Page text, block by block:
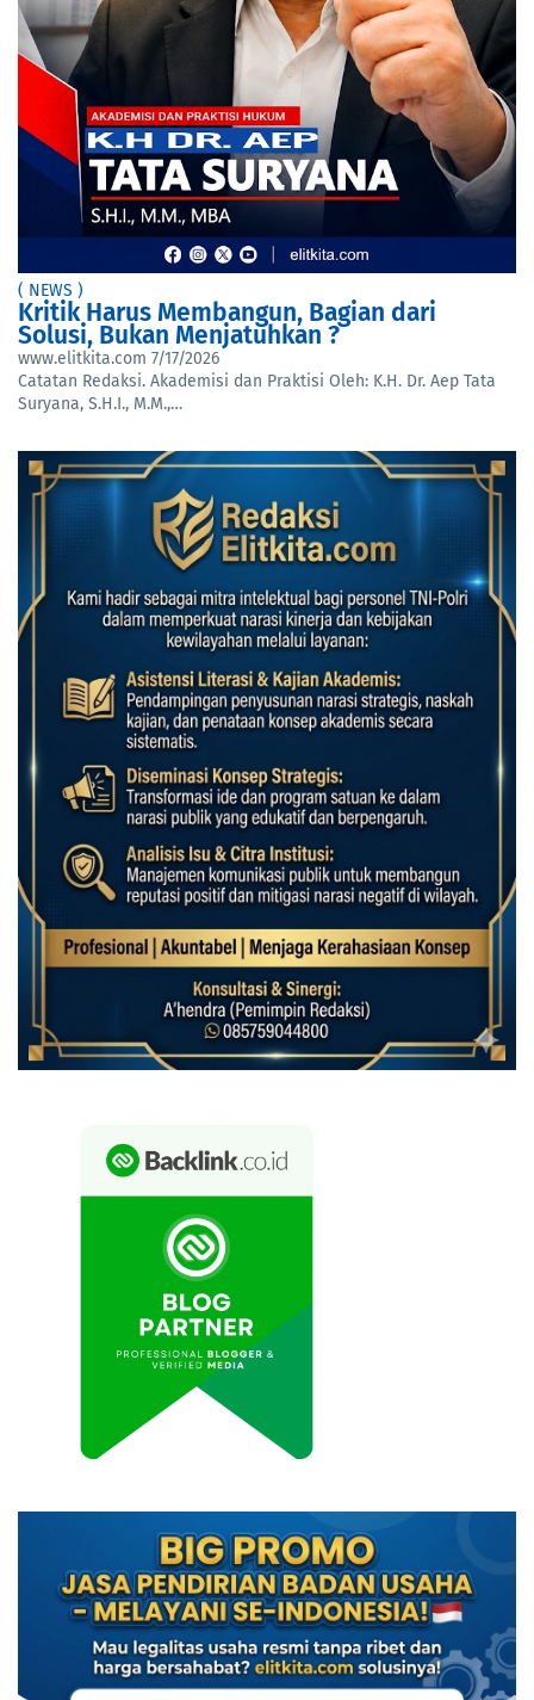
( NEWS )
Kritik Harus Membangun, Bagian dari
Solusi, Bukan Menjatuhkan ?
www.elitkita.com 7/17/2026
Catatan Redaksi. Akademisi dan Praktisi Oleh: K.H. Dr. Aep Tata
Suryana, S.H.I., M.M.,…